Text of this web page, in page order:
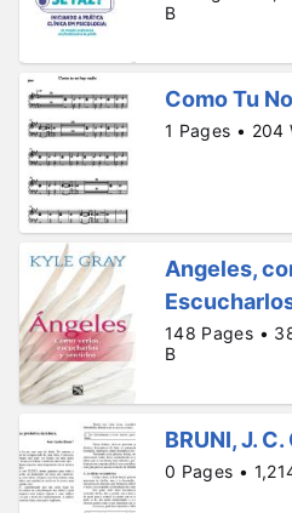
B
Como Tu
1 Pages • 204
Angeles,
148 Pages •
B
BRUNI, J.
0 Pages •